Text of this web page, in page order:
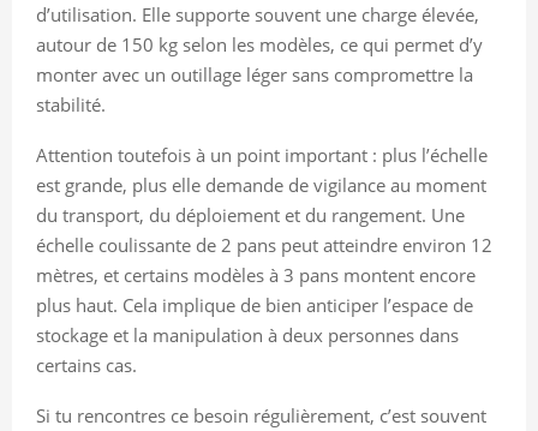
d’utilisation. Elle supporte souvent une charge élevée,
autour de 150 kg selon les modèles, ce qui permet d’y
monter avec un outillage léger sans compromettre la
stabilité.
Attention toutefois à un point important : plus l’échelle
est grande, plus elle demande de vigilance au moment
du transport, du déploiement et du rangement. Une
échelle coulissante de 2 pans peut atteindre environ 12
mètres, et certains modèles à 3 pans montent encore
plus haut. Cela implique de bien anticiper l’espace de
stockage et la manipulation à deux personnes dans
certains cas.
Si tu rencontres ce besoin régulièrement, c’est souvent